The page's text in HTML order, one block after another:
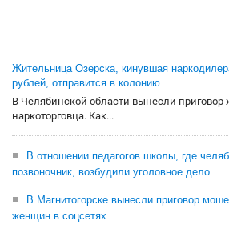
Жительница Озерска, кинувшая
рублей, отправится в колонию
В Челябинской области вынесли
наркоторговца. Как...
В отношении педагогов школы, где
позвоночник, возбудили уголовное дело
В Магнитогорске вынесли приговор
женщин в соцсетях